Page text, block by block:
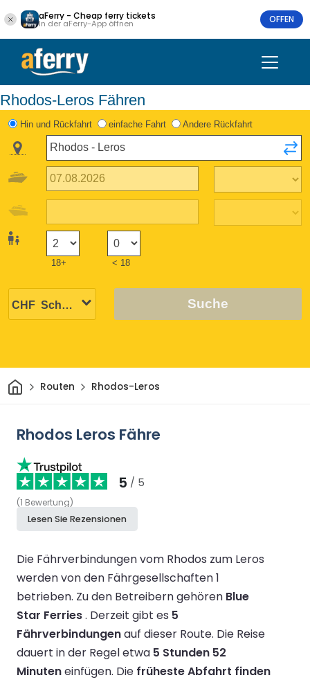
aFerry - Cheap ferry tickets
In der aFerry-App öffnen OFFEN
Rhodos-Leros Fähren
Hin und Rückfahrt einfache Fahrt Andere Rückfahrt
18+ < 18
Suche
HeimRouten Rhodos-Leros
Rhodos Leros Fähre
5 / 5
(1 Bewertung)
Lesen Sie Rezensionen
Die Fährverbindungen vom Rhodos zum Leros
werden von den Fährgesellschaften 1
betrieben. Zu den Betreibern gehören Blue
Star Ferries. Derzeit gibt es 5
Fährverbindungenauf dieser Route. Die Reise
dauert in der Regel etwa 5 Stunden 52
Minuteneinfügen. Die früheste Abfahrt finden